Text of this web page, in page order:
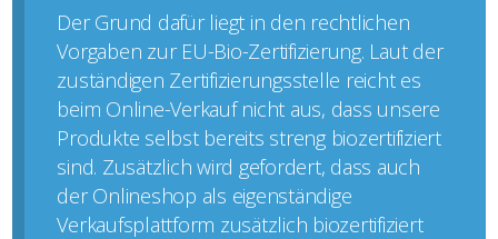
Der Grund dafür liegt in den rechtlichen
Vorgaben zur EU-Bio-Zertifizierung. Laut der
zuständigen Zertifizierungsstelle reicht es
beim Online-Verkauf nicht aus, dass unsere
Produkte selbst bereits streng biozertifiziert
sind. Zusätzlich wird gefordert, dass auch
der Onlineshop als eigenständige
Verkaufsplattform zusätzlich biozertifiziert